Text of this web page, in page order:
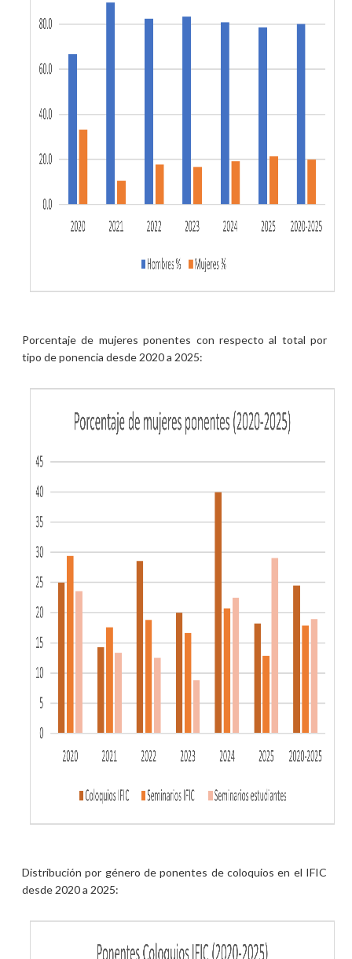
Porcentaje de mujeres ponentes con respecto al total por
tipo de ponencia desde 2020 a 2025:
Distribución por género de ponentes de coloquios en el IFIC
desde 2020 a 2025: